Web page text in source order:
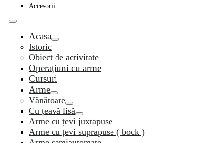
Accesorii
Acasa
Istoric
Obiect de activitate
Operațiuni cu arme
Cursuri
Arme
Vânătoare
Cu țeavă lisă
Arme cu țevi juxtapuse
Arme cu țevi suprapuse ( bock )